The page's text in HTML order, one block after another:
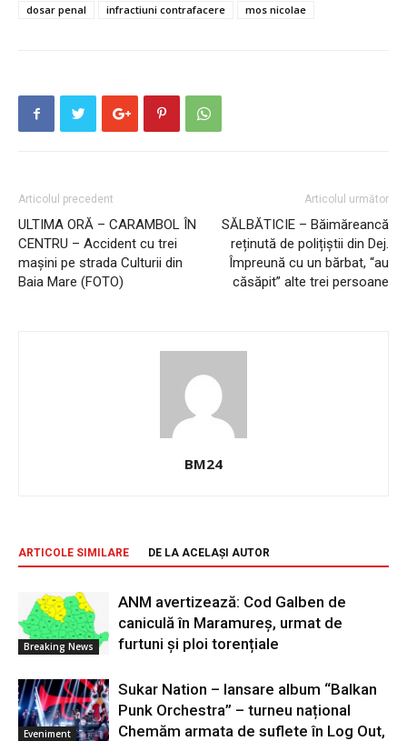
dosar penal infractiuni contrafacere mos nicolae
Articolul precedent
ULTIMA ORĂ – CARAMBOL ÎN
CENTRU – Accident cu trei
mașini pe strada Culturii din
Baia Mare (FOTO)
Articolul următor
SĂLBĂTICIE – Băimăreancă
reținută de polițiștii din Dej.
Împreună cu un bărbat, “au
căsăpit” alte trei persoane
BM24
ARTICOLE SIMILARE DE LA ACELAȘI AUTOR
Breaking News
ANM avertizează: Cod Galben de
caniculă în Maramureș, urmat de
furtuni și ploi torențiale
Eveniment
Sukar Nation – lansare album “Balkan
Punk Orchestra” – turneu național
Chemăm armata de suflete în Log Out,